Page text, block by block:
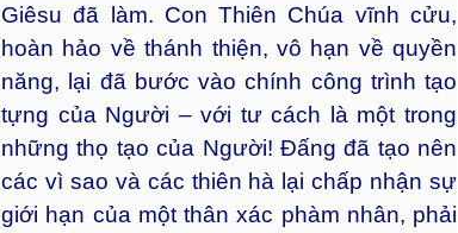
Giêsu đã làm. Con Thiên Chúa vĩnh cửu,
hoàn hảo về thánh thiện, vô hạn về quyền
năng, lại đã bước vào chính công trình tạo
tựng của Người – với tư cách là một trong
những thọ tạo của Người! Đấng đã tạo nên
các vì sao và các thiên hà lại chấp nhận sự
giới hạn của một thân xác phàm nhân, phải